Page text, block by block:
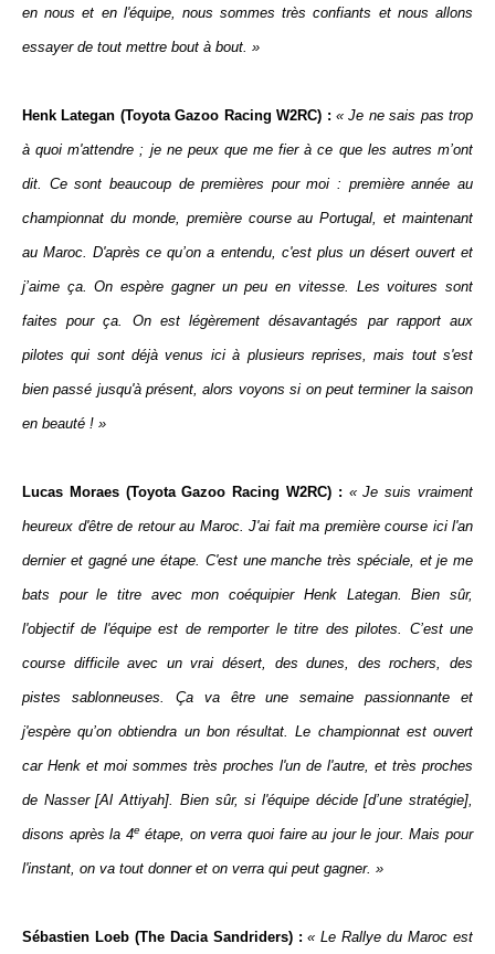
en nous et en l'équipe, nous sommes très confiants et nous allons
essayer de tout mettre bout à bout. »
Henk Lategan (Toyota Gazoo Racing W2RC) : « Je ne sais pas trop
à quoi m'attendre ; je ne peux que me fier à ce que les autres m’ont
dit. Ce sont beaucoup de premières pour moi : première année au
championnat du monde, première course au Portugal, et maintenant
au Maroc. D'après ce qu’on a entendu, c'est plus un désert ouvert et
j’aime ça. On espère gagner un peu en vitesse. Les voitures sont
faites pour ça. On est légèrement désavantagés par rapport aux
pilotes qui sont déjà venus ici à plusieurs reprises, mais tout s'est
bien passé jusqu'à présent, alors voyons si on peut terminer la saison
en beauté ! »
Lucas Moraes (Toyota Gazoo Racing W2RC) : « Je suis vraiment
heureux d'être de retour au Maroc. J'ai fait ma première course ici l'an
dernier et gagné une étape. C'est une manche très spéciale, et je me
bats pour le titre avec mon coéquipier Henk Lategan. Bien sûr,
l'objectif de l'équipe est de remporter le titre des pilotes. C’est une
course difficile avec un vrai désert, des dunes, des rochers, des
pistes sablonneuses. Ça va être une semaine passionnante et
j'espère qu’on obtiendra un bon résultat. Le championnat est ouvert
car Henk et moi sommes très proches l'un de l'autre, et très proches
de Nasser [Al Attiyah]. Bien sûr, si l'équipe décide [d’une stratégie],
disons après la 4eétape, on verra quoi faire au jour le jour. Mais pour
l'instant, on va tout donner et on verra qui peut gagner. »
Sébastien Loeb (The Dacia Sandriders) : « Le Rallye du Maroc est